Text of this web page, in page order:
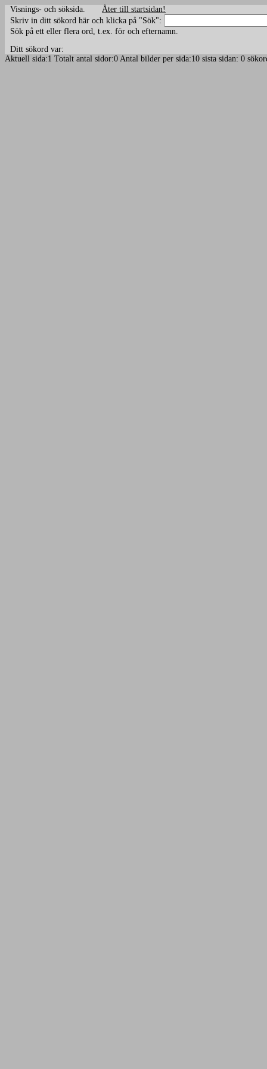
Visnings- och söksida. Åter till startsidan!
Skriv in ditt sökord här och klicka på "Sök":
Sök på ett eller flera ord, t.ex. för och efternamn.
Ditt sökord var:
Aktuell sida:1 Totalt antal sidor:0 Antal bilder per sida:10 sista sidan: 0